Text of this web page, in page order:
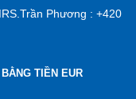
Phương : +420
TIỀN EUR